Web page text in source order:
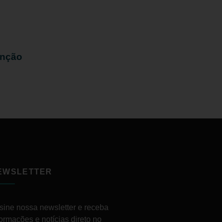
nossa newsletter e receba
e notícias direto no